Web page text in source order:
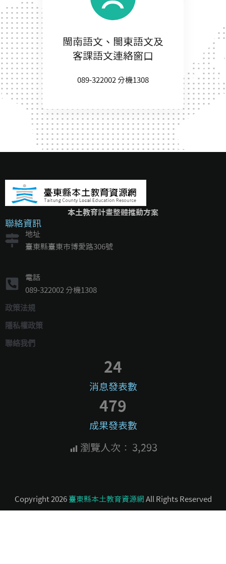
閩南語文、閩東語文及
客課語文連絡窗口
089-322002 分機1308
本土教育計畫整體推動方案
聯絡資訊
地址
臺東縣臺東市博愛路306號
電話
089-322002 分機1308
政策法規
隱私權政策
聯絡我們
消息發表數
24
成果發表數
479
瀏覽人次： 3,293
Copyright 2026 臺東縣本土教育資源網 All Rights Reserved